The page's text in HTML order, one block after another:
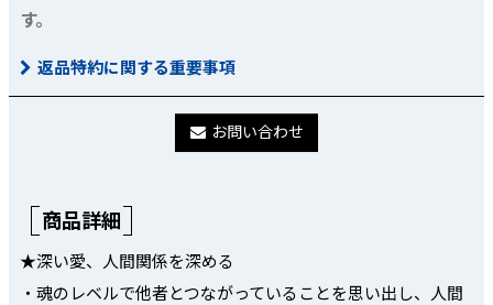
す。
返品特約に関する重要事項
お問い合わせ
商品詳細
★深い愛、人間関係を深める
・魂のレベルで他者とつながっていることを思い出し、人間